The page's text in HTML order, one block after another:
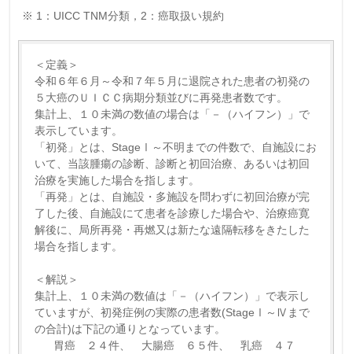
※ 1：UICC TNM分類，2：癌取扱い規約
＜定義＞
令和６年６月～令和７年５月に退院された患者の初発の
５大癌のＵＩＣＣ病期分類並びに再発患者数です。
集計上、１０未満の数値の場合は「－（ハイフン）」で
表示しています。
「初発」とは、StageⅠ～不明までの件数で、自施設にお
いて、当該腫瘍の診断、診断と初回治療、あるいは初回
治療を実施した場合を指します。
「再発」とは、自施設・多施設を問わずに初回治療が完
了した後、自施設にて患者を診療した場合や、治療癌寛
解後に、局所再発・再燃又は新たな遠隔転移をきたした
場合を指します。
＜解説＞
集計上、１０未満の数値は「－（ハイフン）」で表示し
ていますが、初発症例の実際の患者数(StageⅠ～Ⅳまで
の合計)は下記の通りとなっています。
胃癌 ２４件、 大腸癌 ６５件、 乳癌 ４７